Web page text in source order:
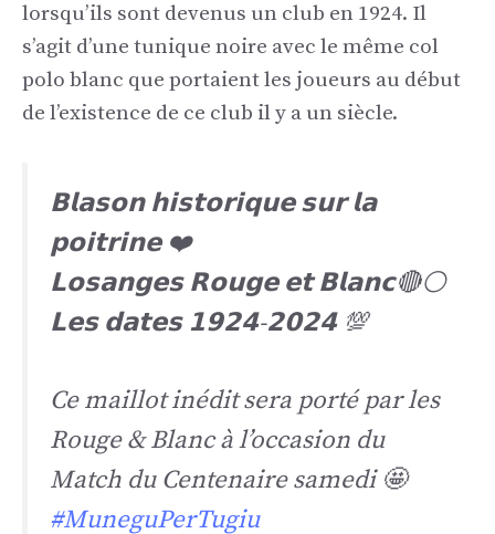
lorsqu’ils sont devenus un club en 1924. Il
s’agit d’une tunique noire avec le même col
polo blanc que portaient les joueurs au début
de l’existence de ce club il y a un siècle.
𝗕𝗹𝗮𝘀𝗼𝗻 𝗵𝗶𝘀𝘁𝗼𝗿𝗶𝗾𝘂𝗲 𝘀𝘂𝗿 𝗹𝗮
𝗽𝗼𝗶𝘁𝗿𝗶𝗻𝗲 ❤️
𝗟𝗼𝘀𝗮𝗻𝗴𝗲𝘀 𝗥𝗼𝘂𝗴𝗲 𝗲𝘁 𝗕𝗹𝗮𝗻𝗰🔴⚪️
𝗟𝗲𝘀 𝗱𝗮𝘁𝗲𝘀 𝟭𝟵𝟮𝟰-𝟮𝟬𝟮𝟰 💯
Ce maillot inédit sera porté par les
Rouge & Blanc à l’occasion du
Match du Centenaire samedi 🤩
#MuneguPerTugiu